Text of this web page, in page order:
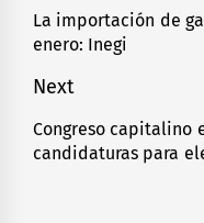
de
entradas
Previous
post:
La importación de
enero: Inegi
Next
Next
post:
Congreso capitalino
candidaturas para